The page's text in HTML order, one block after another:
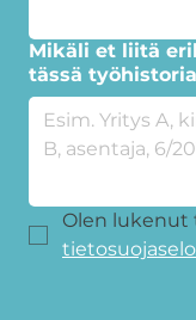
Mikäli et liitä
tässä